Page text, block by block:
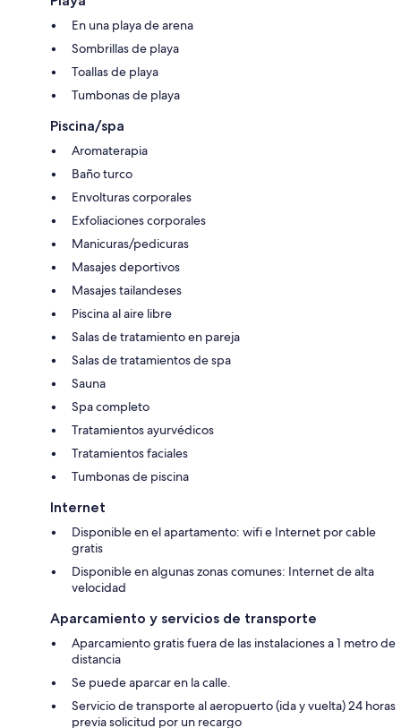
En una playa de arena
Sombrillas de playa
Toallas de playa
Tumbonas de playa
Piscina/spa
Aromaterapia
Baño turco
Envolturas corporales
Exfoliaciones corporales
Manicuras/pedicuras
Masajes deportivos
Masajes tailandeses
Piscina al aire libre
Salas de tratamiento en pareja
Salas de tratamientos de spa
Sauna
Spa completo
Tratamientos ayurvédicos
Tratamientos faciales
Tumbonas de piscina
Internet
Disponible en el apartamento: wifi e Internet por cable
gratis
Disponible en algunas zonas comunes: Internet de alta
velocidad
Aparcamiento y servicios de transporte
Aparcamiento gratis fuera de las instalaciones a 1 metro de
distancia
Se puede aparcar en la calle.
Servicio de transporte al aeropuerto (ida y vuelta) 24 horas
previa solicitud por un recargo